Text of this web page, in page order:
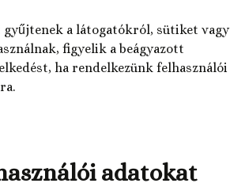
gyűjtenek a látogatókról, sütiket vagy
figyelik a beágyazott
ha rendelkezünk felhasználói
adatokat